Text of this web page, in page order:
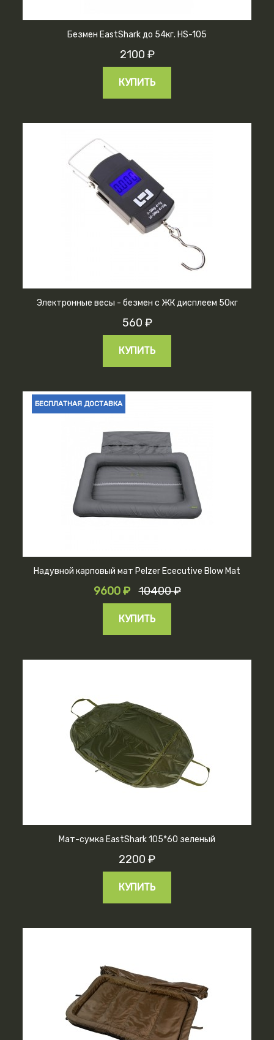
Безмен EastShark до 54кг. HS-105
2100 ₽
КУПИТЬ
Электронные весы - безмен с ЖК дисплеем 50кг
560 ₽
КУПИТЬ
БЕСПЛАТНАЯ ДОСТАВКА
Надувной карповый мат Pelzer Ececutive Blow Mat
9600 ₽ 10400 ₽
КУПИТЬ
Мат-сумка EastShark 105*60 зеленый
2200 ₽
КУПИТЬ